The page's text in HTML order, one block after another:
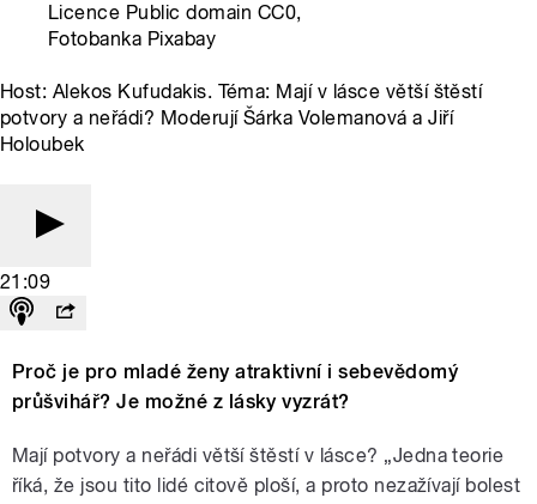
Licence Public domain CC0,
Fotobanka Pixabay
Host: Alekos Kufudakis. Téma: Mají v lásce větší štěstí
potvory a neřádi? Moderují Šárka Volemanová a Jiří
Holoubek
21:09
Proč je pro mladé ženy atraktivní i sebevědomý
průšvihář? Je možné z lásky vyzrát?
Mají potvory a neřádi větší štěstí v lásce? „Jedna teorie
říká, že jsou tito lidé citově ploší, a proto nezažívají bolest